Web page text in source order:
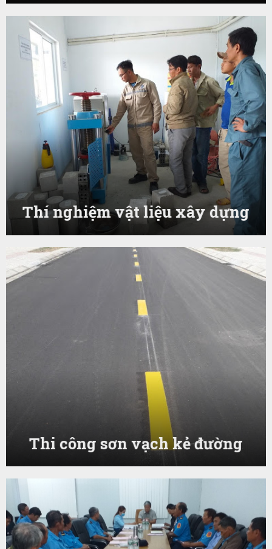
Thí nghiệm vật liệu xây dựng
Thi công sơn vạch kẻ đường